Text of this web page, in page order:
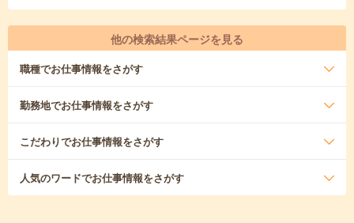
他の検索結果ページを見る
職種でお仕事情報をさがす
勤務地でお仕事情報をさがす
こだわりでお仕事情報をさがす
人気のワードでお仕事情報をさがす